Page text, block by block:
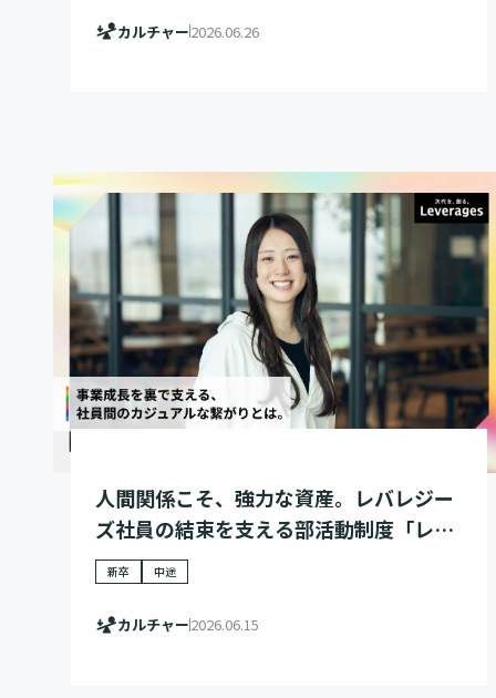
カルチャー2026.06.26
人間関係こそ、強力な資産。レバレジー
ズ社員の結束を支える部活動制度「レバ
カツ」
新卒 中途
カルチャー2026.06.15